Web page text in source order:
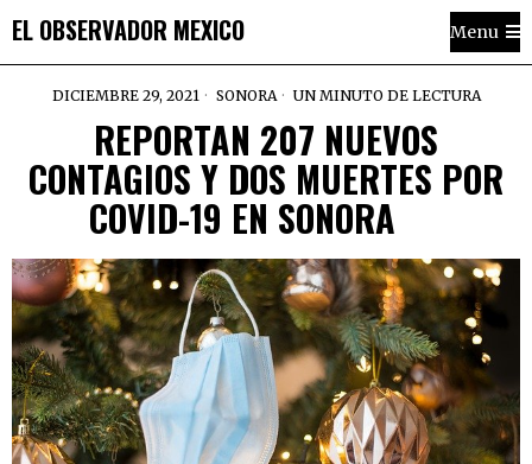
EL OBSERVADOR MEXICO Menu
DICIEMBRE 29, 2021 SONORA UN MINUTO DE LECTURA
REPORTAN 207 NUEVOS
CONTAGIOS Y DOS MUERTES POR
COVID-19 EN SONORA